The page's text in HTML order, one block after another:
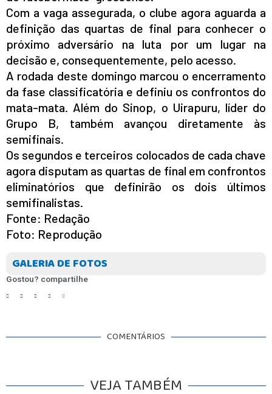
Com a vaga assegurada, o clube agora aguarda a
definição das quartas de final para conhecer o
próximo adversário na luta por um lugar na
decisão e, consequentemente, pelo acesso.
A rodada deste domingo marcou o encerramento
da fase classificatória e definiu os confrontos do
mata-mata. Além do Sinop, o Uirapuru, líder do
Grupo B, também avançou diretamente às
semifinais.
Os segundos e terceiros colocados de cada chave
agora disputam as quartas de final em confrontos
eliminatórios que definirão os dois últimos
semifinalistas.
Fonte: Redação
Foto: Reprodução
GALERIA DE FOTOS
Gostou? compartilhe
COMENTÁRIOS
VEJA TAMBÉM